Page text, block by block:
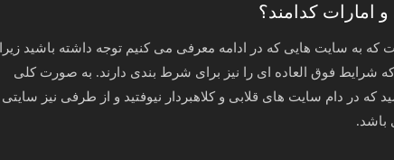
امارات کدامند؟
به سایت هایی که در ادامه معرفی می کنیم توجه داشته باشید زیرا
فوق العاده ای را نیز برای شرط بندی دارند. به صورت کلی
در دام سایت های قلابی و کلاهبردار نیوفتید و از طرفی نیز سایتی
باشد.